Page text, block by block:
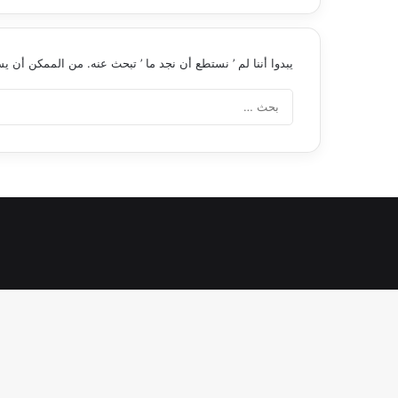
يبدوا أننا لم ’ نستطع أن نجد ما ’ تبحث عنه. من الممكن أن